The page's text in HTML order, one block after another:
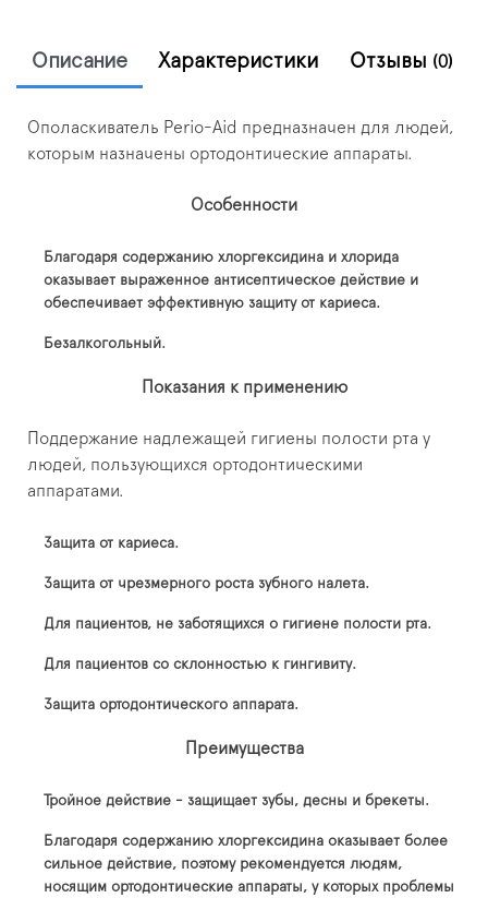
Описание Характеристики Отзывы (0)
Ополаскиватель Perio-Aid предназначен для людей,
которым назначены ортодонтические аппараты.
Особенности
Благодаря содержанию хлоргексидина и хлорида
оказывает выраженное антисептическое действие и
обеспечивает эффективную защиту от кариеса.
Безалкогольный.
Показания к применению
Поддержание надлежащей гигиены полости рта у
людей, пользующихся ортодонтическими
аппаратами.
Защита от кариеса.
Защита от чрезмерного роста зубного налета.
Для пациентов, не заботящихся о гигиене полости рта.
Для пациентов со склонностью к гингивиту.
Защита ортодонтического аппарата.
Преимущества
Тройное действие - защищает зубы, десны и брекеты.
Благодаря содержанию хлоргексидина оказывает более
сильное действие, поэтому рекомендуется людям,
носящим ортодонтические аппараты, у которых проблемы